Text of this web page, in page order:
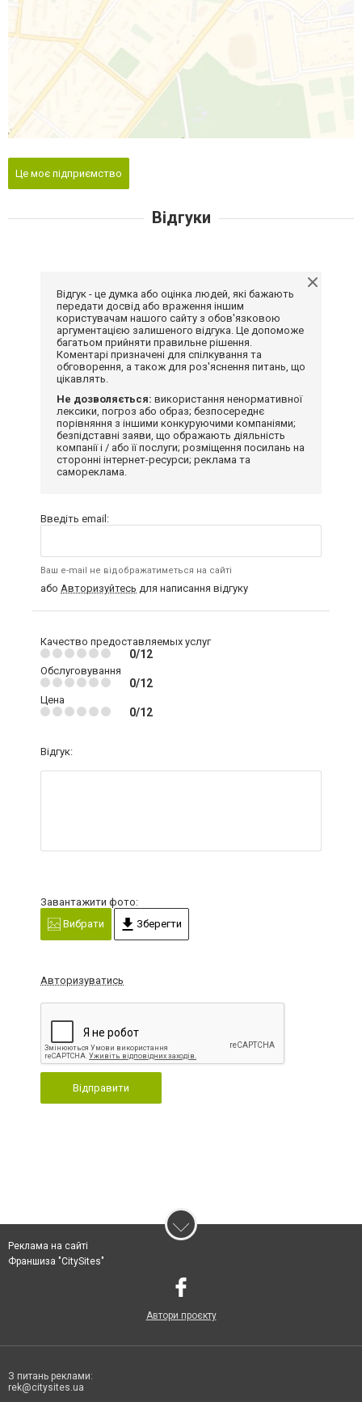
Це моє підприємство
Відгуки
Відгук - це думка або оцінка людей, які бажають
передати досвід або враження іншим
користувачам нашого сайту з обов'язковою
аргументацією залишеного відгука. Це допоможе
багатьом прийняти правильне рішення.
Коментарі призначені для спілкування та
обговорення, а також для роз'яснення питань, що
цікавлять.
Не дозволяється: використання ненормативної
лексики, погроз або образ; безпосереднє
порівняння з іншими конкуруючими компаніями;
безпідставні заяви, що ображають діяльність
компанії і / або її послуги; розміщення посилань на
сторонні інтернет-ресурси; реклама та
самореклама.
Введіть email:
Ваш e-mail не відображатиметься на сайті
або Авторизуйтесь для написання відгуку
Качество предоставляемых услуг
0/12
Обслуговування
0/12
Цена
0/12
Відгук:
Завантажити фото:
Вибрати
Зберегти
Авторизуватись
Відправити
Реклама на сайті
Франшиза "CitySites"
Автори проєкту
З питань реклами:
rek@citysites.ua